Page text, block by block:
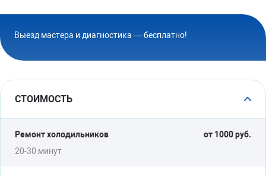
Выезд мастера и диагностика — бесплатно!
СТОИМОСТЬ
Ремонт холодильников
от 1000 руб.
20-30 минут